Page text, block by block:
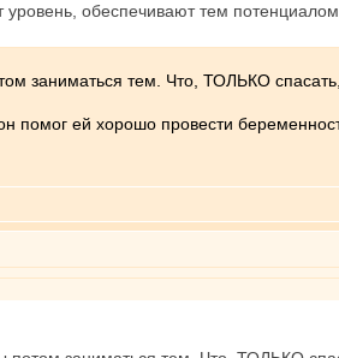
обеспечивают тем
заниматься тем. Что, ТОЛЬКО
помог ей хорошо провести